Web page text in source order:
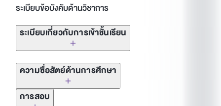
ระเบียบข้อบังคับด้านวิชาการ
ระเบียบเกี่ยวกับการเข้าชั้นเรียน
นักศึกษาจะต้องเข้าเรียนอย่างน้อยร้อยละ 80 ของชั้น
เรียนเพื่อมีสิทธิ์เข้าสอบปลายภาค การเข้าห้องเรียน
สายสามครั้งเท่ากับการขาดหนึ่งครั้ง
ความซื่อสัตย์ด้านการศึกษา
การสอบ